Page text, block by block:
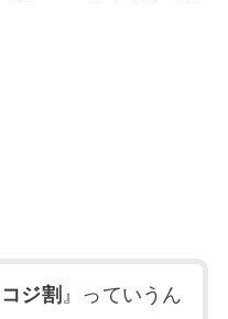
コジ割 』っていうん